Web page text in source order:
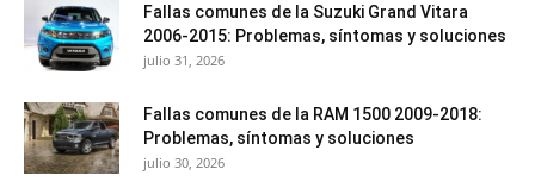
Fallas comunes de la Suzuki Grand Vitara
2006-2015: Problemas, síntomas y soluciones
julio 31, 2026
Fallas comunes de la RAM 1500 2009-2018:
Problemas, síntomas y soluciones
julio 30, 2026